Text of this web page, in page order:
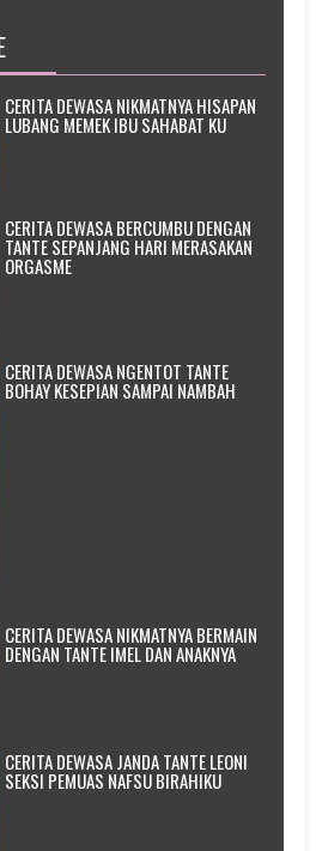
CERITA DEWASA NIKMATNYA HISAPAN
LUBANG MEMEK IBU SAHABAT KU
CERITA DEWASA BERCUMBU DENGAN
TANTE SEPANJANG HARI MERASAKAN
ORGASME
CERITA DEWASA NGENTOT TANTE
BOHAY KESEPIAN SAMPAI NAMBAH
CERITA DEWASA NIKMATNYA BERMAIN
DENGAN TANTE IMEL DAN ANAKNYA
CERITA DEWASA JANDA TANTE LEONI
SEKSI PEMUAS NAFSU BIRAHIKU